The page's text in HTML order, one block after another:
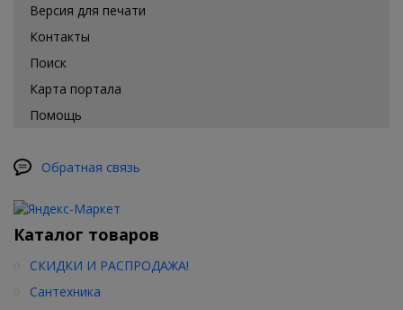
Версия для печати
Контакты
Поиск
Карта портала
Помощь
Обратная связь
Каталог товаров
СКИДКИ И РАСПРОДАЖА!
Сантехника